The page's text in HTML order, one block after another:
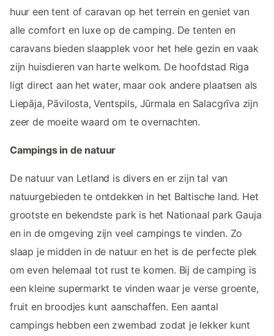
huur een tent of caravan op het terrein en geniet van
alle comfort en luxe op de camping. De tenten en
caravans bieden slaapplek voor het hele gezin en vaak
zijn huisdieren van harte welkom. De hoofdstad Riga
ligt direct aan het water, maar ook andere plaatsen als
Liepāja, Pāvilosta, Ventspils, Jūrmala en Salacgrīva zijn
zeer de moeite waard om te overnachten.
Campings in de natuur
De natuur van Letland is divers en er zijn tal van
natuurgebieden te ontdekken in het Baltische land. Het
grootste en bekendste park is het Nationaal park Gauja
en in de omgeving zijn veel campings te vinden. Zo
slaap je midden in de natuur en het is de perfecte plek
om even helemaal tot rust te komen. Bij de camping is
een kleine supermarkt te vinden waar je verse groente,
fruit en broodjes kunt aanschaffen. Een aantal
campings hebben een zwembad zodat je lekker kunt